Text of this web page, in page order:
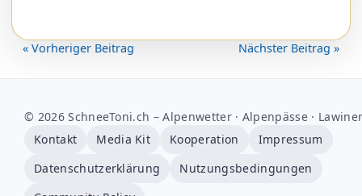
« Vorheriger Beitrag Nächster Beitrag »
© 2026 SchneeToni.ch – Alpenwetter · Alpenpässe ·
Kontakt
Media Kit Kooperation
Impressum
Datenschutzerklärung
Nutzungsbedingungen